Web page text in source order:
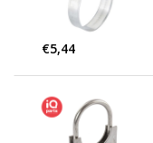
€5,44